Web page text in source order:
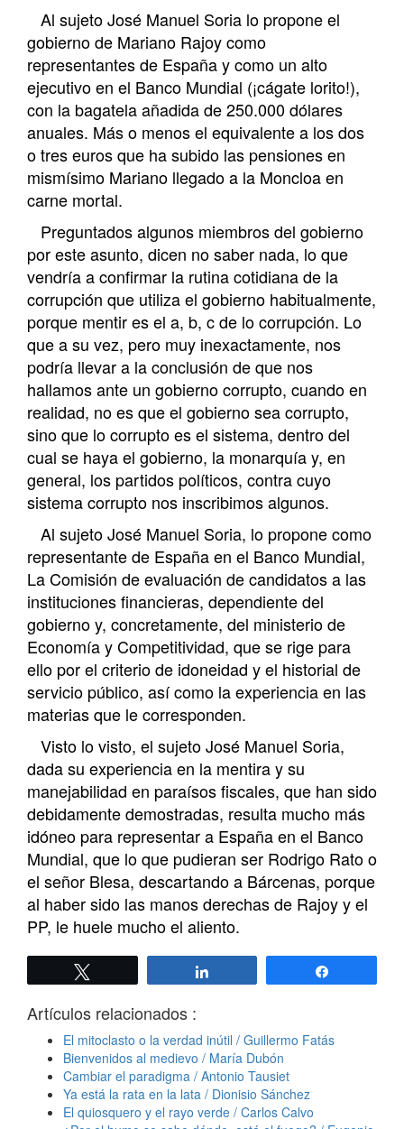
Al sujeto José Manuel Soria lo propone el
gobierno de Mariano Rajoy como
representantes de España y como un alto
ejecutivo en el Banco Mundial (¡cágate lorito!),
con la bagatela añadida de 250.000 dólares
anuales. Más o menos el equivalente a los dos
o tres euros que ha subido las pensiones en
mismísimo Mariano llegado a la Moncloa en
carne mortal.
Preguntados algunos miembros del gobierno
por este asunto, dicen no saber nada, lo que
vendría a confirmar la rutina cotidiana de la
corrupción que utiliza el gobierno habitualmente,
porque mentir es el a, b, c de lo corrupción. Lo
que a su vez, pero muy inexactamente, nos
podría llevar a la conclusión de que nos
hallamos ante un gobierno corrupto, cuando en
realidad, no es que el gobierno sea corrupto,
sino que lo corrupto es el sistema, dentro del
cual se haya el gobierno, la monarquía y, en
general, los partidos políticos, contra cuyo
sistema corrupto nos inscribimos algunos.
Al sujeto José Manuel Soria, lo propone como
representante de España en el Banco Mundial,
La Comisión de evaluación de candidatos a las
instituciones financieras, dependiente del
gobierno y, concretamente, del ministerio de
Economía y Competitividad, que se rige para
ello por el criterio de idoneidad y el historial de
servicio público, así como la experiencia en las
materias que le corresponden.
Visto lo visto, el sujeto José Manuel Soria,
dada su experiencia en la mentira y su
manejabilidad en paraísos fiscales, que han sido
debidamente demostradas, resulta mucho más
idóneo para representar a España en el Banco
Mundial, que lo que pudieran ser Rodrigo Rato o
el señor Blesa, descartando a Bárcenas, porque
al haber sido las manos derechas de Rajoy y el
PP, le huele mucho el aliento.
Artículos relacionados :
El mitoclasto o la verdad inútil / Guillermo Fatás
Bienvenidos al medievo / María Dubón
Cambiar el paradigma / Antonio Tausiet
Ya está la rata en la lata / Dionisio Sánchez
El quiosquero y el rayo verde / Carlos Calvo